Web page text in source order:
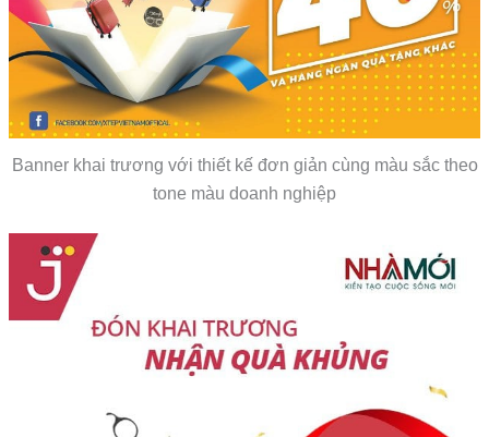
Banner khai trương với thiết kế đơn giản cùng màu sắc theo
tone màu doanh nghiệp